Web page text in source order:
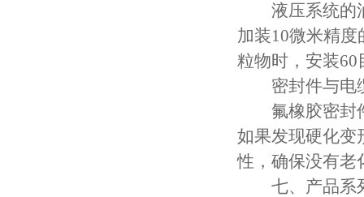
液压系统的油
加装10微米精
粒物时，安装
密封件与电
氟橡胶密封件
如果发现硬化变
性，确保没有老
七、产品系